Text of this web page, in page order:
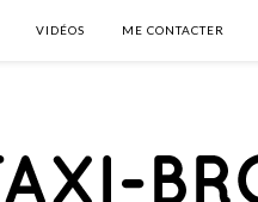
VIDÉOS ME CONTACTER